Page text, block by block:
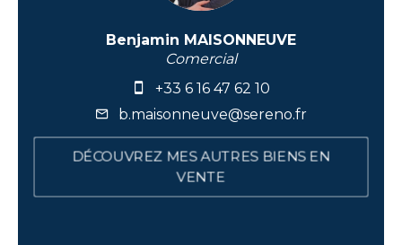
Benjamin MAISONNEUVE
Comercial
+33 6 16 47 62 10
b.maisonneuve@sereno.fr
DÉCOUVREZ MES AUTRES BIENS EN
VENTE